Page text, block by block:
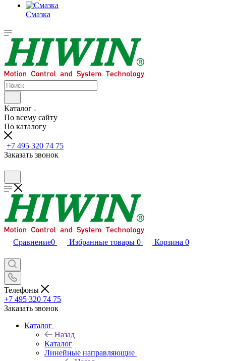
Смазка
Каталог
По всему сайту
По каталогу
+7 495 320 74 75
Заказать звонок
Сравнение0 Избранные товары 0 Корзина 0
Телефоны
+7 495 320 74 75
Заказать звонок
Каталог
Назад
Каталог
Линейные направляющие